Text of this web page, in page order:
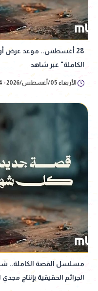
28 أغسطس.. موعد عرض
الكاملة" عبر شاهد
الأربعاء 05/أغسطس/2026 - 12:44 م
مسلسل القصة الكاملة..
الجرائم الحقيقية بإنتاج